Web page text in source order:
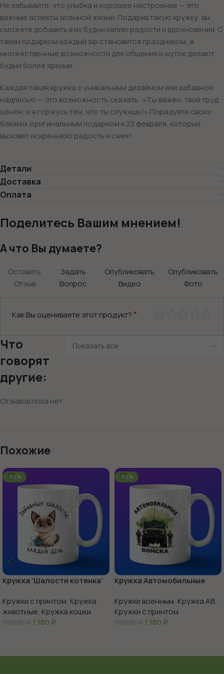
Не забывайте, что улыбка и хорошее настроение — это
важные аспекты военной жизни. Подарив такую кружку, вы
сможете добавить в их будни каплю радости и вдохновения. С
таким подарком каждый sip становится праздником, а
множественные возможности для общения и шуток делают
будни более яркими.
Каждая такая кружка с уникальным дизайном или забавной
надписью — это возможность сказать: «Ты важен, твой труд
ценен, и я горжусь тем, что ты служишь!» Порадуйте своих
близких оригинальным подарком к 23 февраля, который
вызовет искреннюю радость и смех!
Детали
Доставка
Оплата
Поделитесь Вашим мнением!
А что Вы думаете?
Оставить
Отзыв
Задать
Вопрос
Опубликовать
Видео
Опубликовать
Фото
Как Вы оцениваете этот продукт? *
Что
говорят
другие:
Отзывов пока нет.
Похожие
-60%
Кружка ‘Шалости котенка’
Кружки с принтом, Кружка
животные, Кружка кошки
950,00₽ 1 180 ₽
-60%
Кружка Автомобильные
Кружки военным, Кружка АВ,
Кружки с принтом
950,00₽ 1 180 ₽